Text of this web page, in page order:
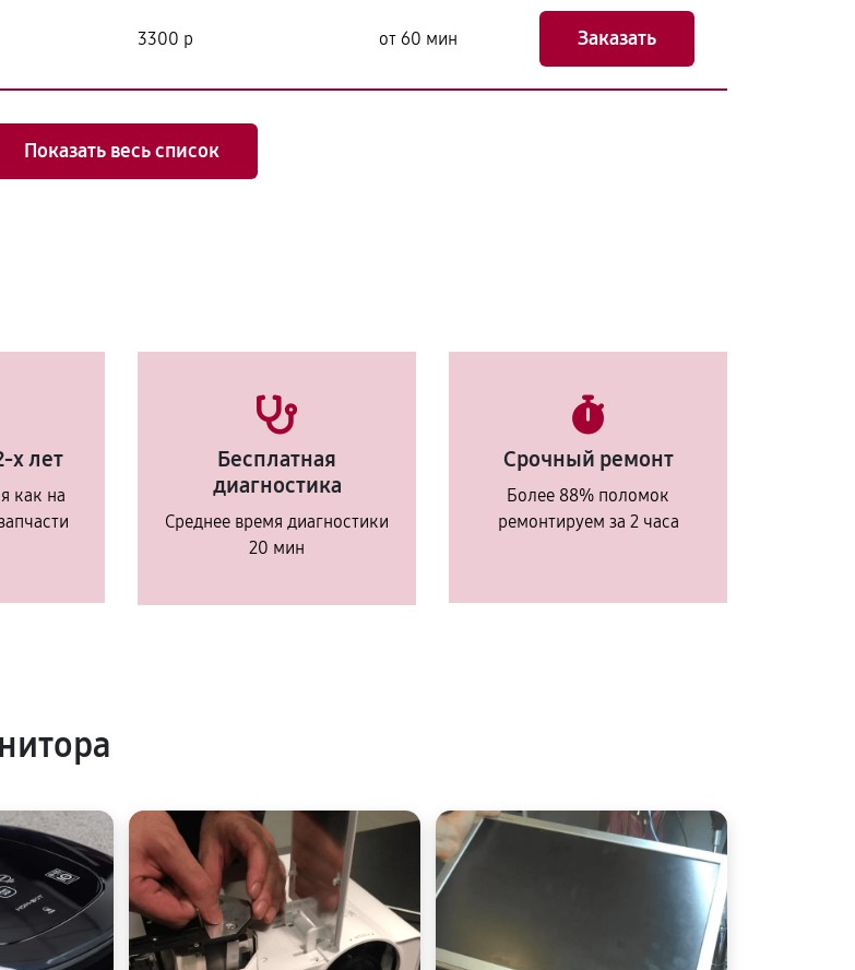
3300 р от 60 мин Заказать
Показать весь список
х лет
как на
Бесплатная
диагностика
Среднее время диагностики
20 мин
Срочный ремонт
Более 88% поломок
ремонтируем за 2 часа